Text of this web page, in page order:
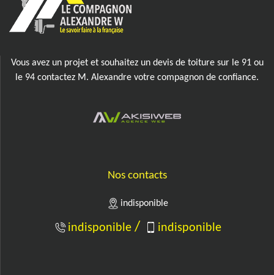
Vous avez un projet et souhaitez un devis de toiture sur le 91ou
le 94 contactez M. Alexandre votre compagnon de confiance.
Nos contacts
indisponible
indisponible/ indisponible